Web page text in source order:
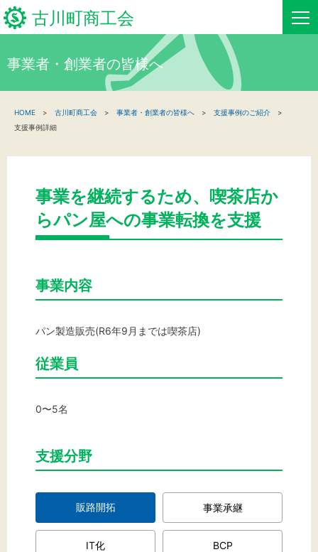
古川町商工会
新着情報
古川町商工会について
お問い合わせ
事業者・創業者の皆様へ
HOME 古川町商工会 事業者・創業者の皆様へ
支援事例のご紹介
支援事例詳細
事業を継続するため、喫茶店か
らパン屋への事業転換を支援
事業内容
パン製造販売(R6年9月までは喫茶店)
従業員
0〜5名
支援分野
販路開拓 事業承継
IT化 BCP